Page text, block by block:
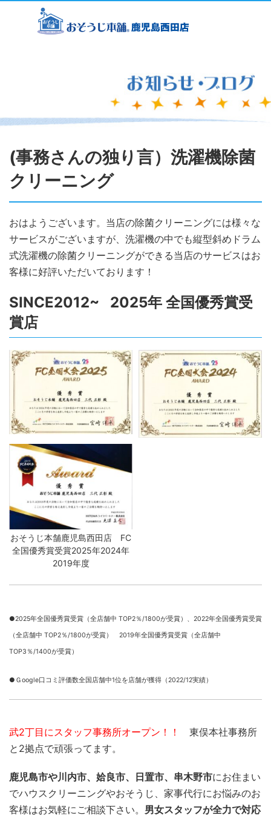
(事務さんの独り言）洗濯機除菌
クリーニング
おはようございます。当店の除菌クリーニングには様々な
サービスがございますが、洗濯機の中でも縦型斜めドラム
式洗濯機の除菌クリーニングができる当店のサービスはお
客様に好評いただいております！
SINCE2012~ 2025年 全国優秀賞受
賞店
おそうじ本舗鹿児島西田店 FC
全国優秀賞受賞2025年2024年
2019年度
●2025年全国優秀賞受賞（全店舗中 TOP2％/1800が受賞）、 2022年全国優秀賞受賞
（全店舗中 TOP2％/1800が受賞） 2019年全国優秀賞受賞（全店舗中
TOP3％/1400が受賞）
●Ｇoogle口コミ評価数全国店舗中1位を店舗が獲得（2022/12実績）
武2丁目にスタッフ事務所オープン！！
東俣本社事務所
と2拠点で頑張ってます。
鹿児島市や川内市、姶良市、日置市、串木野市にお住まい
でハウスクリーニングやおそうじ、家事代行にお悩みのお
客様はお気軽にご相談下さい。 男女スタッフが全力で対応